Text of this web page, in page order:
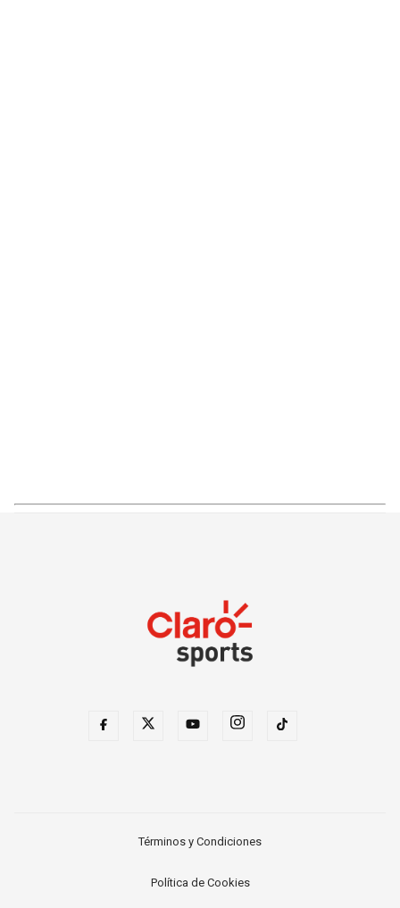
Términos y Condiciones
Política de Cookies